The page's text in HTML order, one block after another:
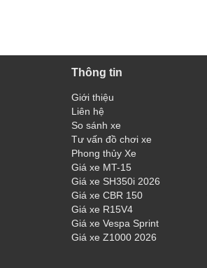
Thông tin
Giới thiệu
Liên hệ
So sánh xe
Tư vấn đồ chơi xe
Phong thủy Xe
Giá xe MT-15
Giá xe SH350i 2026
Giá xe CBR 150
Giá xe R15V4
Giá xe Vespa Sprint
Giá xe Z1000 2026